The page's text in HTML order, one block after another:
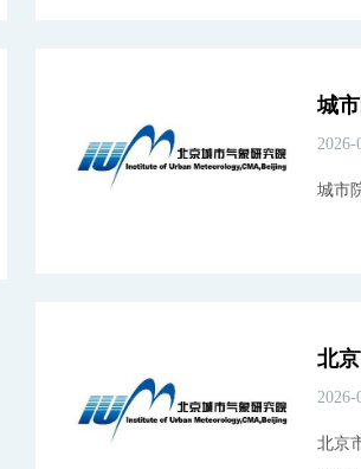
2026-
城市
2026-
北京